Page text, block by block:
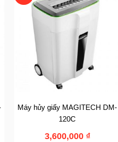
Máy hủy giấy MAGITECH DM-
120C
3,600,000 ₫